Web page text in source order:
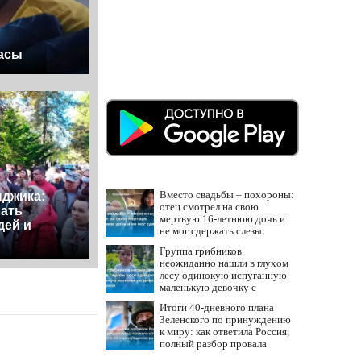
и
Вместо свадьбы – похороны:
отец смотрел на свою
мертвую 16-летнюю дочь и
не мог сдержать слезы
Группа грибников
неожиданно нашли в глухом
лесу одинокую испуганную
маленькую девочку с
Итоги 40-дневного плана
Зеленского по принуждению
к миру: как ответила Россия,
полный разбор провала